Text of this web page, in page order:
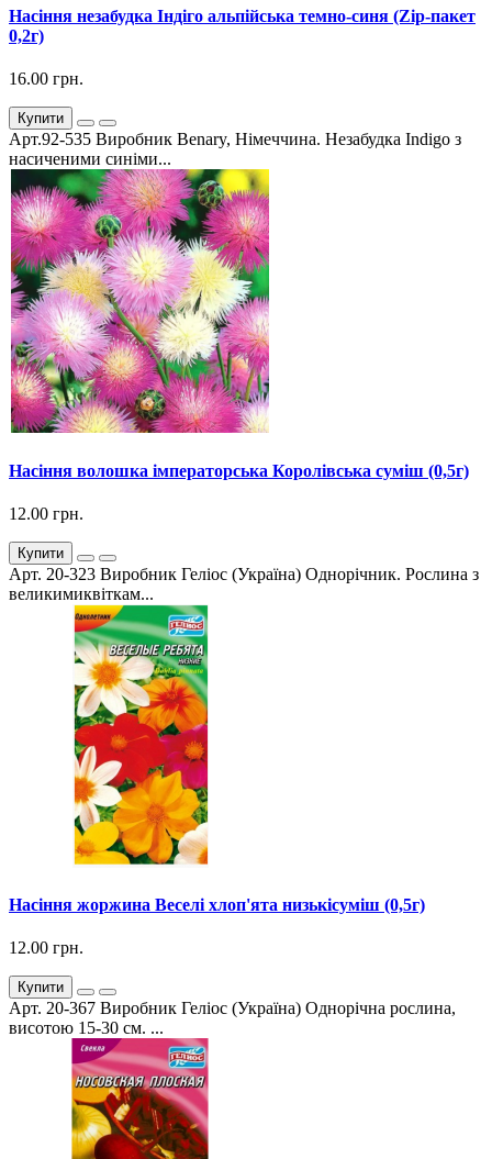
Насіння незабудка Індіго альпійська темно-синя (Zip-пакет
0,2г)
16.00 грн.
Купити
Арт.92-535 Виробник Benary, Німеччина. Незабудка Indigo з
насиченими синіми...
Насіння волошка імператорська Королівська суміш (0,5г)
12.00 грн.
Купити
Арт. 20-323 Виробник Геліос (Україна) Однорічник. Рослина з
великимиквіткам...
Насіння жоржина Веселі хлоп'ята низькісуміш (0,5г)
12.00 грн.
Купити
Арт. 20-367 Виробник Геліос (Україна) Однорічна рослина,
висотою 15-30 см. ...